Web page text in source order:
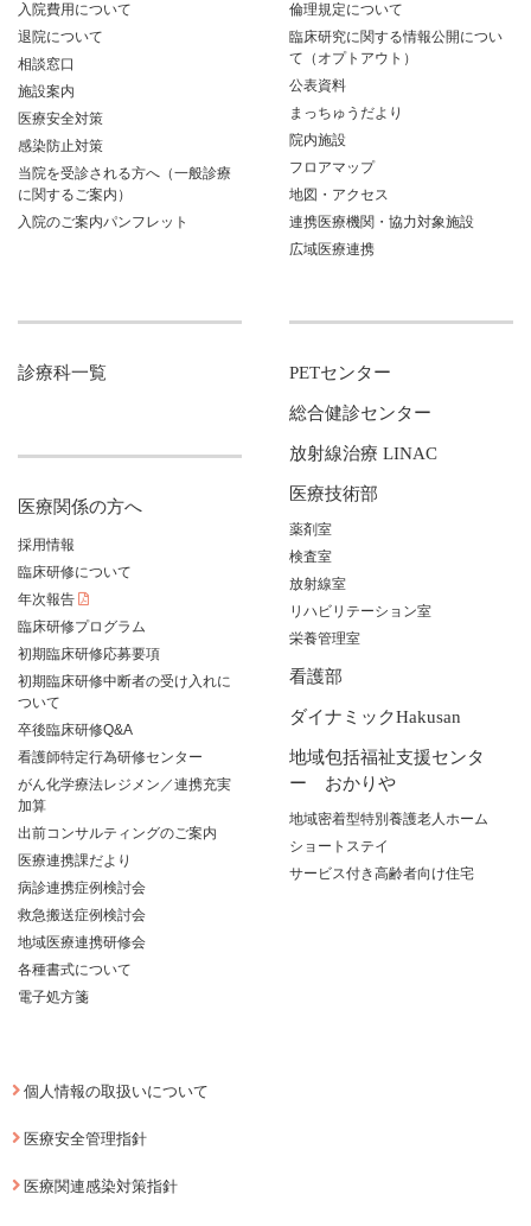
入院費用について
退院について
相談窓口
施設案内
医療安全対策
感染防止対策
当院を受診される方へ（一般診療
に関するご案内）
入院のご案内パンフレット
倫理規定について
臨床研究に関する情報公開につい
て（オプトアウト）
公表資料
まっちゅうだより
院内施設
フロアマップ
地図・アクセス
連携医療機関・協力対象施設
広域医療連携
診療科一覧
医療関係の方へ
採用情報
臨床研修について
年次報告
臨床研修プログラム
初期臨床研修応募要項
初期臨床研修中断者の受け入れに
ついて
卒後臨床研修Q&A
看護師特定行為研修センター
がん化学療法レジメン／連携充実
加算
出前コンサルティングのご案内
医療連携課だより
病診連携症例検討会
救急搬送症例検討会
地域医療連携研修会
各種書式について
電子処方箋
PETセンター
総合健診センター
放射線治療 LINAC
医療技術部
薬剤室
検査室
放射線室
リハビリテーション室
栄養管理室
看護部
ダイナミックHakusan
地域包括福祉支援センタ
ー おかりや
地域密着型特別養護老人ホーム
ショートステイ
サービス付き高齢者向け住宅
個人情報の取扱いについて
医療安全管理指針
医療関連感染対策指針